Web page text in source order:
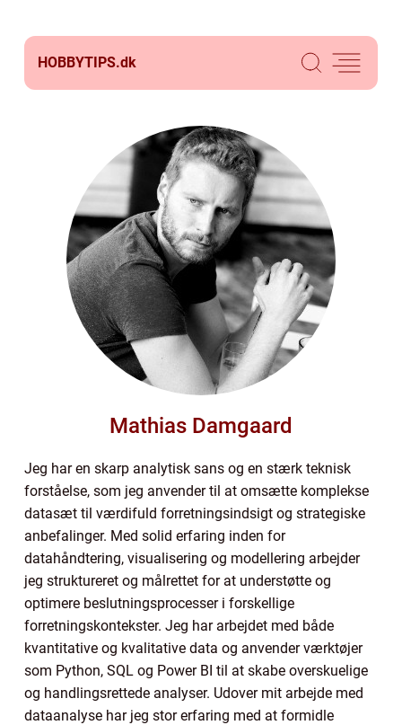
HOBBYTIPS.dk
Mathias Damgaard
Jeg har en skarp analytisk sans og en stærk teknisk
forståelse, som jeg anvender til at omsætte komplekse
datasæt til værdifuld forretningsindsigt og strategiske
anbefalinger. Med solid erfaring inden for
datahåndtering, visualisering og modellering arbejder
jeg struktureret og målrettet for at understøtte og
optimere beslutningsprocesser i forskellige
forretningskontekster. Jeg har arbejdet med både
kvantitative og kvalitative data og anvender værktøjer
som Python, SQL og Power BI til at skabe overskuelige
og handlingsrettede analyser. Udover mit arbejde med
dataanalyse har jeg stor erfaring med at formidle